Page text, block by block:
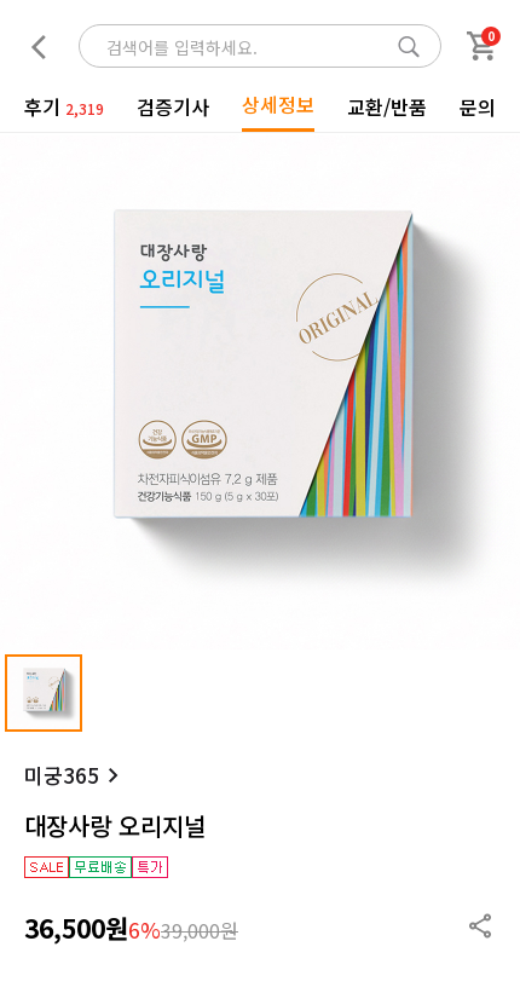
0
후기 2,319 검증기사 상세정보 교환/반품 문의
미궁365
대장사랑 오리지널
36,500원6%39,000원